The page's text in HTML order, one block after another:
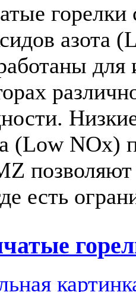
горелки
азота
для
(Low NOx)
позволяют
есть